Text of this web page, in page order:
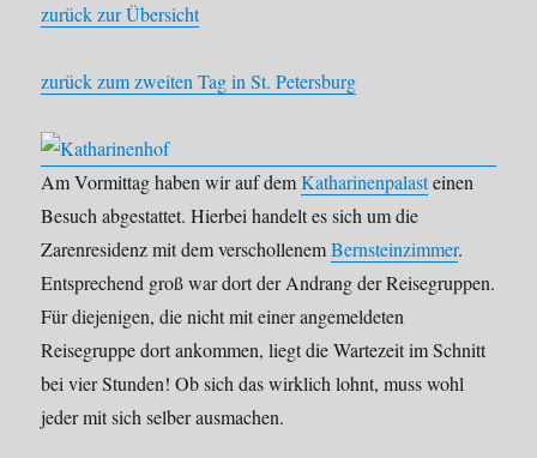
zurück zur Übersicht
zurück zum zweiten Tag in St. Petersburg
Am Vormittag haben wir auf demKatharinenpalasteinen
Besuch abgestattet. Hierbei handelt es sich um die
Zarenresidenz mit dem verschollenemBernsteinzimmer.
Entsprechend groß war dort der Andrang der Reisegruppen.
Für diejenigen, die nicht mit einer angemeldeten
Reisegruppe dort ankommen, liegt die Wartezeit im Schnitt
bei vier Stunden! Ob sich das wirklich lohnt, muss wohl
jeder mit sich selber ausmachen.